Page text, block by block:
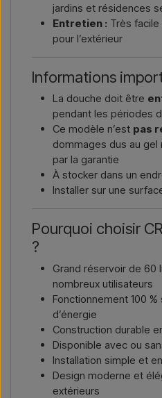
jardins et résidences
Entretien : Très
pour l’extérieur
Informations
La douche doit être
pendant les périodes
Ce modèle n’est pas
dommages dus au
par la garantie
À stocker dans un
Installer sur une
Pourquoi choisir
?
Grand réservoir de 60
nombreux utilisateurs
Fonctionnement 100
d’énergie
Construction durable
Disponible avec ou
Installation simple et
Design moderne et
extérieurs